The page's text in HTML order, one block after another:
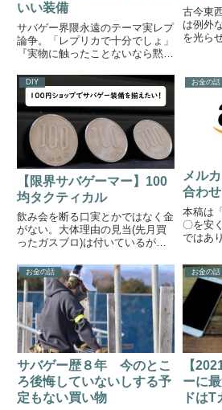
いい装備
サバゲー界隈永遠のテーマ実レプ
論争。「レプリカで十分でしょ」
『実物に触ったことないなら黙
『良いものを知らずに粗悪品で満
足しているだけだぞ』「それじゃ
ダメなんですか？」『だから実物
を語るなって言ってんの』「十分
は...
古今東
は例外
を光ら
では「
りたい
少しで
DIY
【限界サバゲーマー】100
均タクティカル
飲み会を断る口実とかではなく金
がない。大体理由の見当(先月買
ったガスブロ)は付いているがそ
限界サバゲーマーです。少しでも
安くサバゲーするために100円シ
ョップで買えるサバゲーグッズで
代用していきましょう。筆者の...
お金の話
メル
合わ
本稿は
〇を安
ではあ
ション
く使う
い/高
サバゲ
お金の話
サバゲー歴８年 今のとこ
ろ後悔していないしする予
定もない買い物
お金の話
【
ーに
ドはT